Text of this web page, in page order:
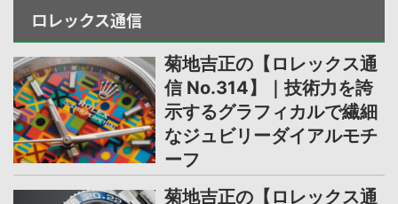
ロレックス通信
菊地吉正の【ロレックス通
信 No.314】｜技術力を誇
示するグラフィカルで繊細
なジュビリーダイアルモチ
ーフ
菊地吉正の【ロレックス通